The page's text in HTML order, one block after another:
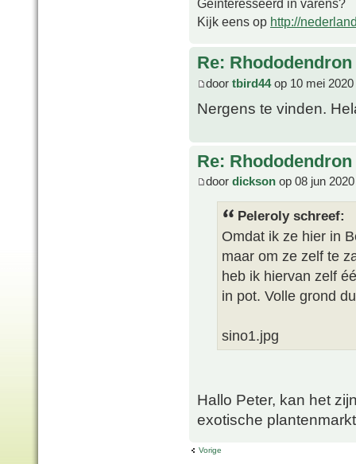
Geïnteresseerd in varens?
Kijk eens op http://
Re:
door tbird44op 10 mei 2020
Nergens te vinden.
Re:
door dickson op 08 jun
Peleroly schreef:
Omdat ik ze hier in
maar om ze zelf te
heb ik hiervan zelf
in pot. Volle grond
sino1.jpg
Hallo Peter, kan het
exotische
Vorige